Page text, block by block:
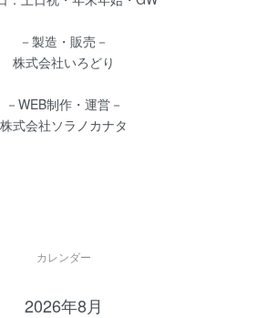
－製造・販売－
株式会社いろどり
－WEB制作・運営－
株式会社ソラノカナタ
カレンダー
2026年8月